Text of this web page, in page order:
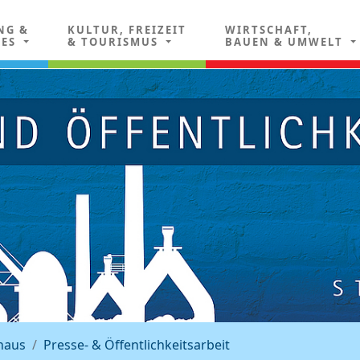
&
KULTUR, FREIZEIT
& TOURISMUS
WIRTSCHAFT,
BAUEN & UMWELT
Presse- & Öffentlichkeitsarbeit